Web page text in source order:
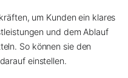
um Kunden ein klares
und dem Ablauf
So können sie den
einstellen.